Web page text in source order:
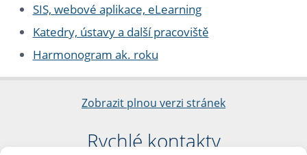
SIS, webové aplikace, eLearning
Katedry, ústavy a další pracoviště
Harmonogram ak. roku
Zobrazit plnou verzi stránek
Rychlé kontakty